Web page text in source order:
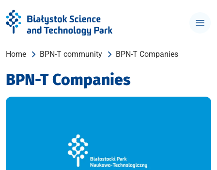
Home BPN-T community BPN-T Companies
BPN-T Companies